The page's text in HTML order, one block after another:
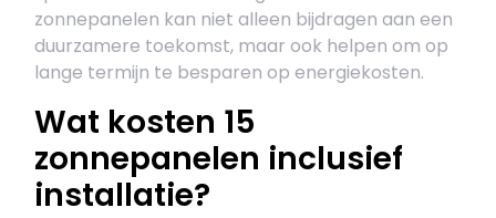
zonnepanelen kan niet alleen bijdragen aan een
duurzamere toekomst, maar ook helpen om op
lange termijn te besparen op energiekosten.
Wat kosten 15
zonnepanelen inclusief
installatie?